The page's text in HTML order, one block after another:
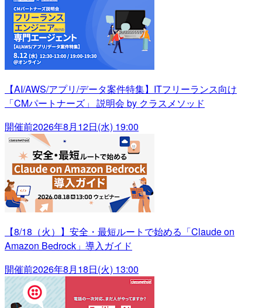
【AI/AWS/アプリ/データ案件特集】ITフリーランス向け
「CMパートナーズ」 説明会 by クラスメソッド
開催前2026年8月12日(水) 19:00
【8/18（火）】安全・最短ルートで始める「Claude on
Amazon Bedrock」導入ガイド
開催前2026年8月18日(火) 13:00